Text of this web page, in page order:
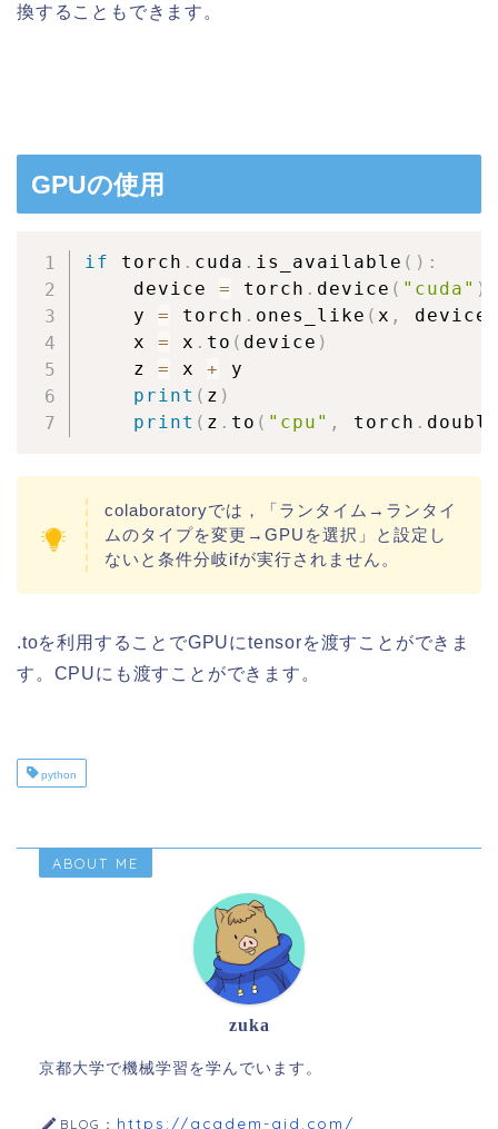
換することもできます。
GPUの使用
if torch . cuda . is_available ( ) :
    device
= torch . device ( "cuda" )
    y
= torch . ones_like ( x , device
    x
= x . to ( device )
    z
= x + y
print ( z )
print ( z . to ( "cpu" , torch .
colaboratoryでは，「ランタイム→ランタイ
ムのタイプを変更→GPUを選択」と設定し
ないと条件分岐ifが実行されません。
.toを利用することでGPUにtensorを渡すことができま
す。CPUにも渡すことができます。
python
ABOUT ME
zuka
京都大学で機械学習を学んでいます。
BLOG： https://academ-aid.com/